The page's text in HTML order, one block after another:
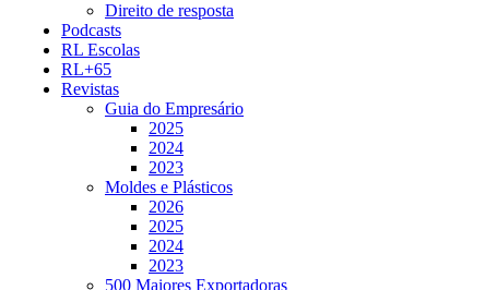
Direito de resposta
Podcasts
RL Escolas
RL+65
Revistas
Guia do Empresário
2025
2024
2023
Moldes e Plásticos
2026
2025
2024
2023
500 Maiores Exportadoras